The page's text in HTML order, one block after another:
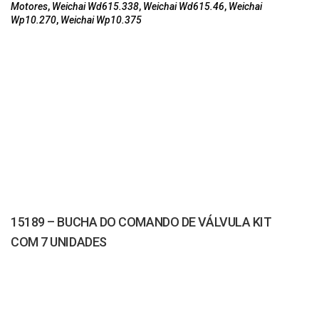
Motores, Weichai Wd615.338, Weichai Wd615.46, Weichai
Wp10.270, Weichai Wp10.375
15189 – BUCHA DO COMANDO DE VÁLVULA KIT
COM 7 UNIDADES